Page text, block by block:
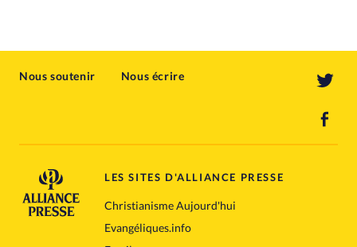
Nous soutenir Nous écrire
LES SITES D'ALLIANCE PRESSE
Christianisme Aujourd'hui
Evangéliques.info